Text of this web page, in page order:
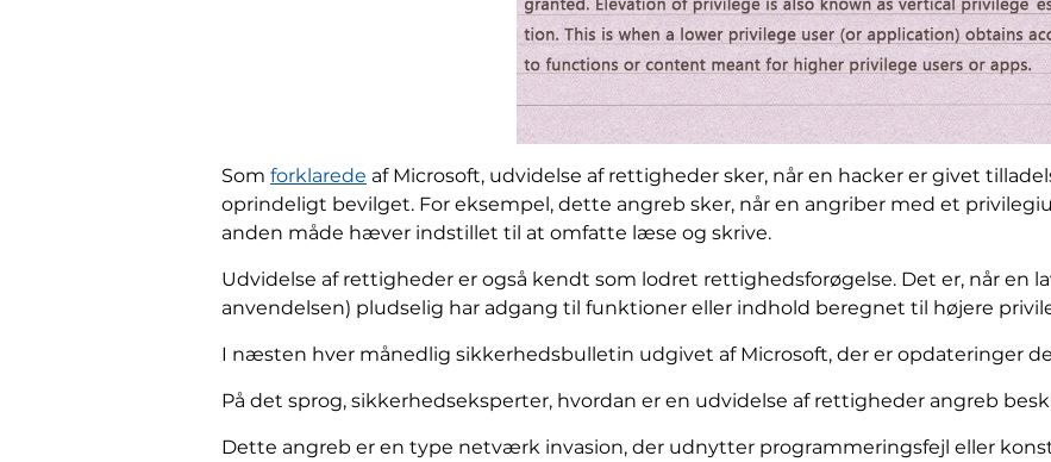
Som forklarede af Microsoft, udvidelse af rettigheder sker, når en hacker er givet
oprindeligt bevilget. For eksempel, dette angreb sker, når en angriber med et
anden måde hæver indstillet til at omfatte læse og skrive.
Udvidelse af rettigheder er også kendt som lodret rettighedsforøgelse. Det er, når en
anvendelsen) pludselig har adgang til funktioner eller indhold beregnet til højere
I næsten hver månedlig sikkerhedsbulletin udgivet af Microsoft, der er opdateringer
På det sprog, sikkerhedseksperter, hvordan er en udvidelse af rettigheder angreb
Dette angreb er en type netværk invasion, der udnytter programmeringsfejl eller